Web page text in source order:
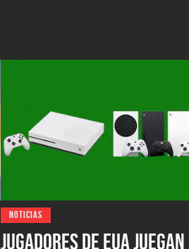
NOTICIAS
Jugadores de EUA juegan